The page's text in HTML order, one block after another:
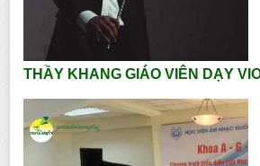
THẦY KHANG GIÁO VIÊN DẠY